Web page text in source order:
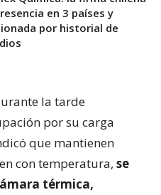
en 3 países y
por historial de
la tarde
por su carga
que mantienen
con temperatura, se
térmica,